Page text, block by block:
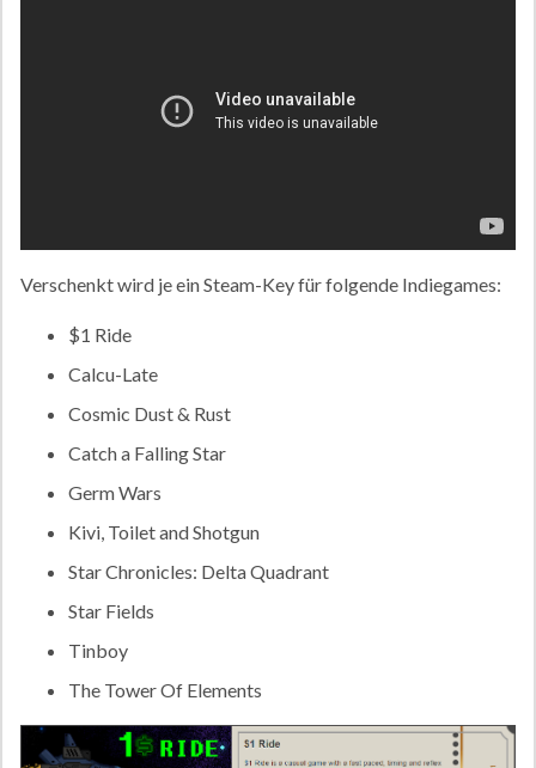
Verschenkt wird je ein Steam-Key für folgende Indiegames:
$1 Ride
Calcu-Late
Cosmic Dust & Rust
Catch a Falling Star
Germ Wars
Kivi, Toilet and Shotgun
Star Chronicles: Delta Quadrant
Star Fields
Tinboy
The Tower Of Elements